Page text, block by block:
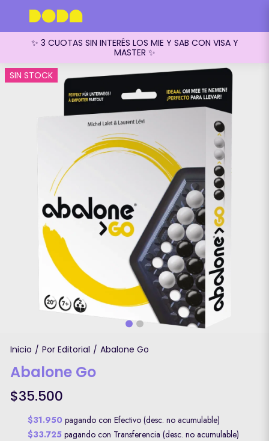
✨ 3 CUOTAS SIN INTERÉS LOS MIE Y SAB CON VISA Y
MASTER ✨
SIN STOCK
Inicio / Por Editorial / Abalone Go
Abalone Go
$35.500
$31.950 pagando con Efectivo (desc. no acumulable)
$33.725 pagando con Transferencia (desc. no acumulable)